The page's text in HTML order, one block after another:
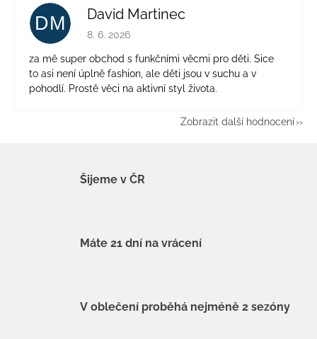
DM David Martinec
Hodnocení obchodu je 5 z 5 hvězdiček.
8. 6. 2026
za mě super obchod s funkčními věcmi pro děti. Sice
to asi není úplně fashion, ale děti jsou v suchu a v
pohodlí. Prostě věci na aktivní styl života.
Zobrazit další hodnocení
Šijeme v ČR
Máte 21 dní na vrácení
V oblečení proběhá nejméně 2 sezóny